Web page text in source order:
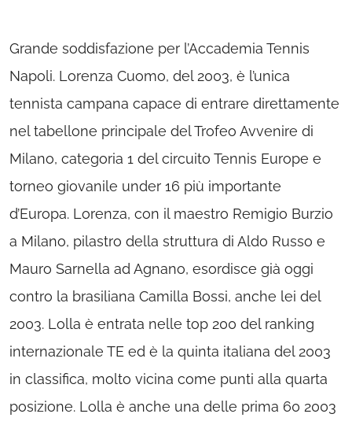
Grande soddisfazione per l’Accademia Tennis
Napoli. Lorenza Cuomo, del 2003, è l’unica
tennista campana capace di entrare direttamente
nel tabellone principale del Trofeo Avvenire di
Milano, categoria 1 del circuito Tennis Europe e
torneo giovanile under 16 più importante
d’Europa. Lorenza, con il maestro Remigio Burzio
a Milano, pilastro della struttura di Aldo Russo e
Mauro Sarnella ad Agnano, esordisce già oggi
contro la brasiliana Camilla Bossi, anche lei del
2003. Lolla è entrata nelle top 200 del ranking
internazionale TE ed è la quinta italiana del 2003
in classifica, molto vicina come punti alla quarta
posizione. Lolla è anche una delle prima 60 2003